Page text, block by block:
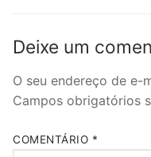
Deixe um
O seu endereço de e-
Campos obrigatórios
COMENTÁRIO *